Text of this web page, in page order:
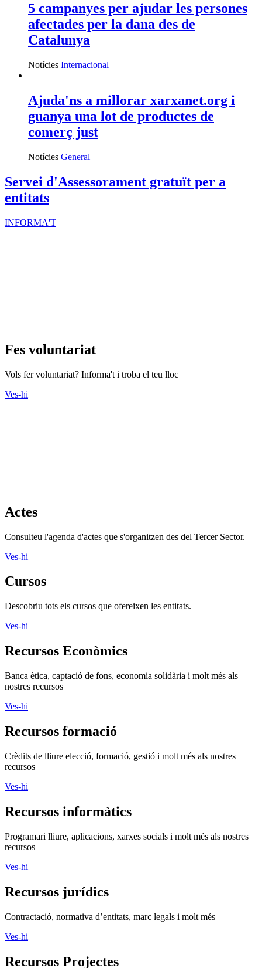
5 campanyes per ajudar les persones
afectades per la dana des de
Catalunya
Notícies Internacional
Ajuda'ns a millorar xarxanet.org i
guanya una lot de productes de
comerç just
Notícies General
Servei d'Assessorament gratuït per a
entitats
INFORMA'T
Fes voluntariat
Vols fer voluntariat? Informa't i troba el teu lloc
Ves-hi
Actes
Consulteu l'agenda d'actes que s'organitzen des del Tercer Sector.
Ves-hi
Cursos
Descobriu tots els cursos que ofereixen les entitats.
Ves-hi
Recursos Econòmics
Banca ètica, captació de fons, economia solidària i molt més als
nostres recursos
Ves-hi
Recursos formació
Crèdits de lliure elecció, formació, gestió i molt més als nostres
recursos
Ves-hi
Recursos informàtics
Programari lliure, aplicacions, xarxes socials i molt més als nostres
recursos
Ves-hi
Recursos jurídics
Contractació, normativa d’entitats, marc legals i molt més
Ves-hi
Recursos Projectes